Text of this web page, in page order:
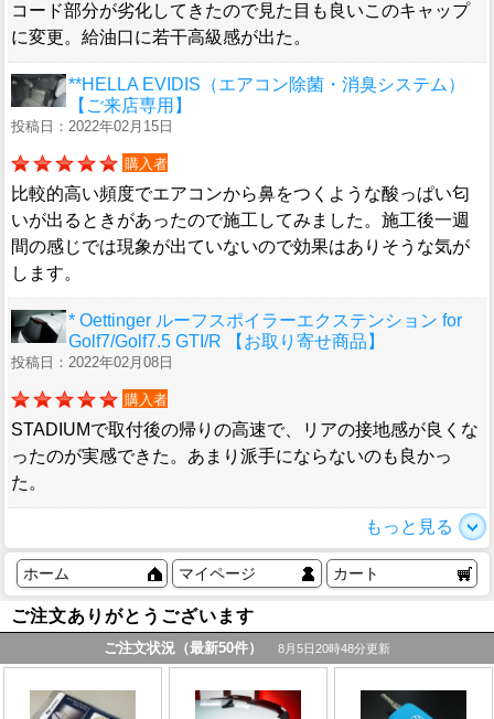
コード部分が劣化してきたので見た目も良いこのキャップ
に変更。給油口に若干高級感が出た。
**HELLA EVIDIS（エアコン除菌・消臭システム）
【ご来店専用】
投稿日：2022年02月15日
購入者
比較的高い頻度でエアコンから鼻をつくような酸っぱい匂
いが出るときがあったので施工してみました。施工後一週
間の感じでは現象が出ていないので効果はありそうな気が
します。
* Oettinger ルーフスポイラーエクステンション for
Golf7/Golf7.5 GTI/R 【お取り寄せ商品】
投稿日：2022年02月08日
購入者
STADIUMで取付後の帰りの高速で、リアの接地感が良くな
ったのが実感できた。あまり派手にならないのも良かっ
た。
もっと見る
ホーム マイページ カート
ご注文ありがとうございます